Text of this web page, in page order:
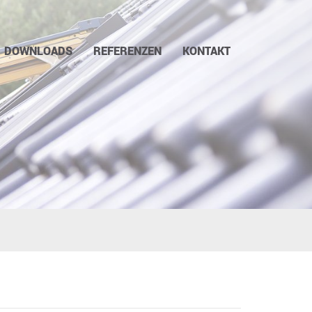
DOWNLOADS REFERENZEN KONTAKT